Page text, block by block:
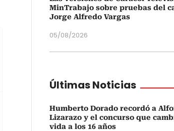
MinTrabajo sobre pruebas del
Jorge Alfredo Vargas
05/08/2026
Últimas Noticias
Humberto Dorado recordó a
Lizarazo y el concurso que
vida a los 16 años